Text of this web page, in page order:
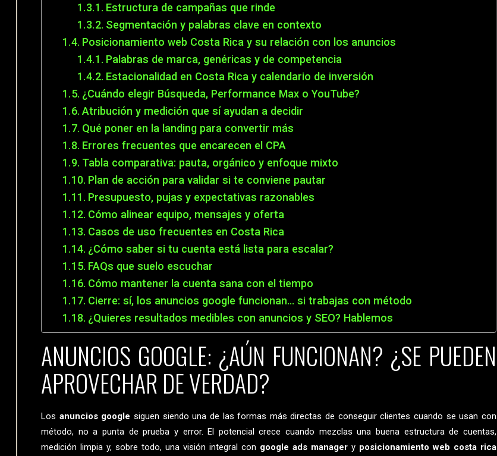
Estructura de campañas que rinde
Segmentación y palabras clave en contexto
Posicionamiento web Costa Rica y su relación con los anuncios
Palabras de marca, genéricas y de competencia
Estacionalidad en Costa Rica y calendario de inversión
¿Cuándo elegir Búsqueda, Performance Max o YouTube?
Atribución y medición que sí ayudan a decidir
Qué poner en la landing para convertir más
Errores frecuentes que encarecen el CPA
Tabla comparativa: pauta, orgánico y enfoque mixto
Plan de acción para validar si te conviene pautar
Presupuesto, pujas y expectativas razonables
Cómo alinear equipo, mensajes y oferta
Casos de uso frecuentes en Costa Rica
¿Cómo saber si tu cuenta está lista para escalar?
FAQs que suelo escuchar
Cómo mantener la cuenta sana con el tiempo
Cierre: sí, los anuncios google funcionan… si trabajas con método
¿Quieres resultados medibles con anuncios y SEO? Hablemos
ANUNCIOS GOOGLE: ¿AÚN FUNCIONAN? ¿SE PUEDEN
APROVECHAR DE VERDAD?
Los anuncios google siguen siendo una de las formas más directas de conseguir clientes cuando se usan con
método, no a punta de prueba y error. El potencial crece cuando mezclas una buena estructura de cuentas,
medición limpia y, sobre todo, una visión integral con google ads manager y posicionamiento web costa rica